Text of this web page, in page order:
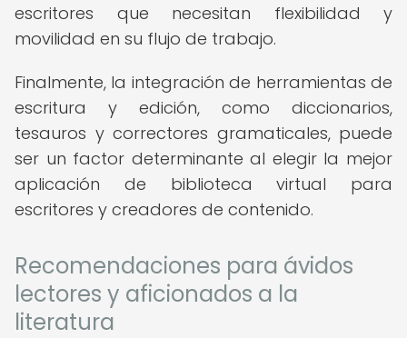
escritores que necesitan flexibilidad y
movilidad en su flujo de trabajo.
Finalmente, la integración de herramientas de
escritura y edición, como diccionarios,
tesauros y correctores gramaticales, puede
ser un factor determinante al elegir la mejor
aplicación de biblioteca virtual para
escritores y creadores de contenido.
Recomendaciones para ávidos
lectores y aficionados a la
literatura